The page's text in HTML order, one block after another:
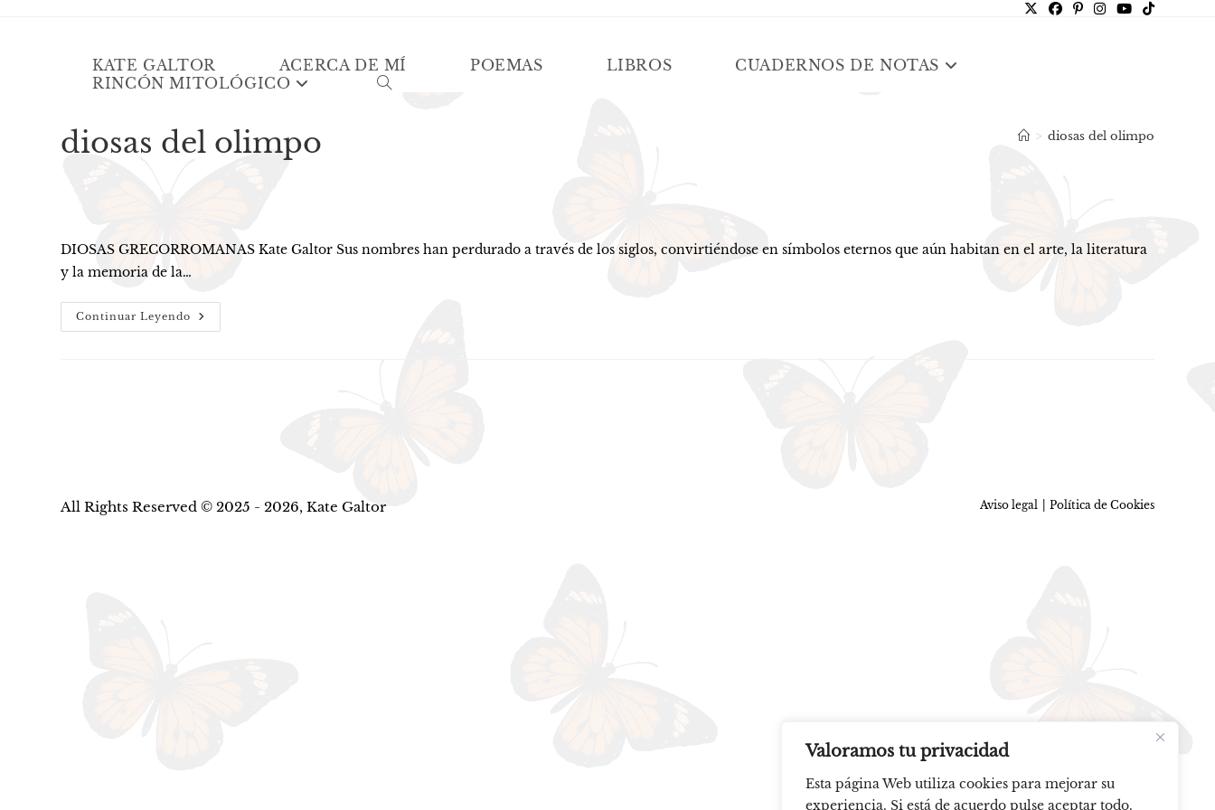
Valoramos tu privacidad
Esta página Web utiliza cookies para mejorar su
experiencia. Si está de acuerdo pulse aceptar todo.
KATE GALTOR ACERCA DE MÍ POEMAS LIBROS
CUADERNOS DE NOTAS
RINCÓN MITOLÓGICO
ALTERNAR
diosas del olimpo > diosas del olimpo
DIOSAS GRECORROMANAS Kate Galtor Sus nombres han perdurado a través de los siglos, convirtiéndose en símbolos eternos que aún habitan en el arte, la literatura
y la memoria de la…
Continuar Leyendo Diosas
Aviso legal Política de Cookies
All Rights Reserved © 2025 - 2026, Kate Galtor